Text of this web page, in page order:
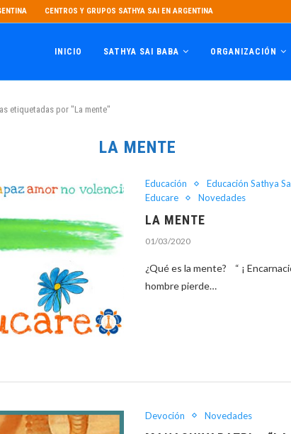
CENTROS Y GRUPOS SATHYA SAI EN ARGENTINA
INICIO SATHYA SAI BABA ORGANIZACIÓN
etiquetadas por "La mente"
LA MENTE
Educación
Educación Sathya
Educare
Novedades
LA MENTE
01/03/2020
¿Qué es la mente? “ ¡
hombre pierde…
Devoción Novedades